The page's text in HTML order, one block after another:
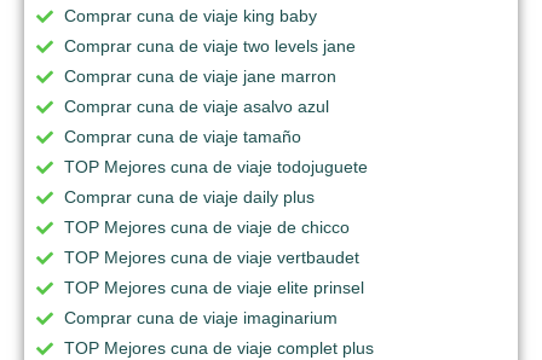
Comprar cuna de viaje king baby
Comprar cuna de viaje two levels jane
Comprar cuna de viaje jane marron
Comprar cuna de viaje asalvo azul
Comprar cuna de viaje tamaño
TOP Mejores cuna de viaje todojuguete
Comprar cuna de viaje daily plus
TOP Mejores cuna de viaje de chicco
TOP Mejores cuna de viaje vertbaudet
TOP Mejores cuna de viaje elite prinsel
Comprar cuna de viaje imaginarium
TOP Mejores cuna de viaje complet plus